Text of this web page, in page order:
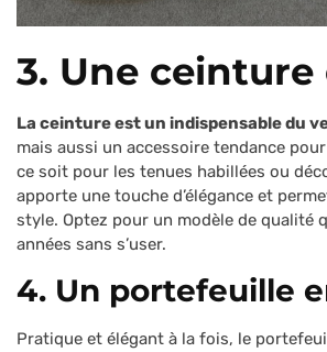
3. Une ceinture
La ceinture est un indispensable du
mais aussi un accessoire tendance
ce soit pour les tenues habillées ou
apporte une touche d’élégance et
style. Optez pour un modèle de qualité
années sans s’user.
4. Un portefeuille
Pratique et élégant à la fois, le